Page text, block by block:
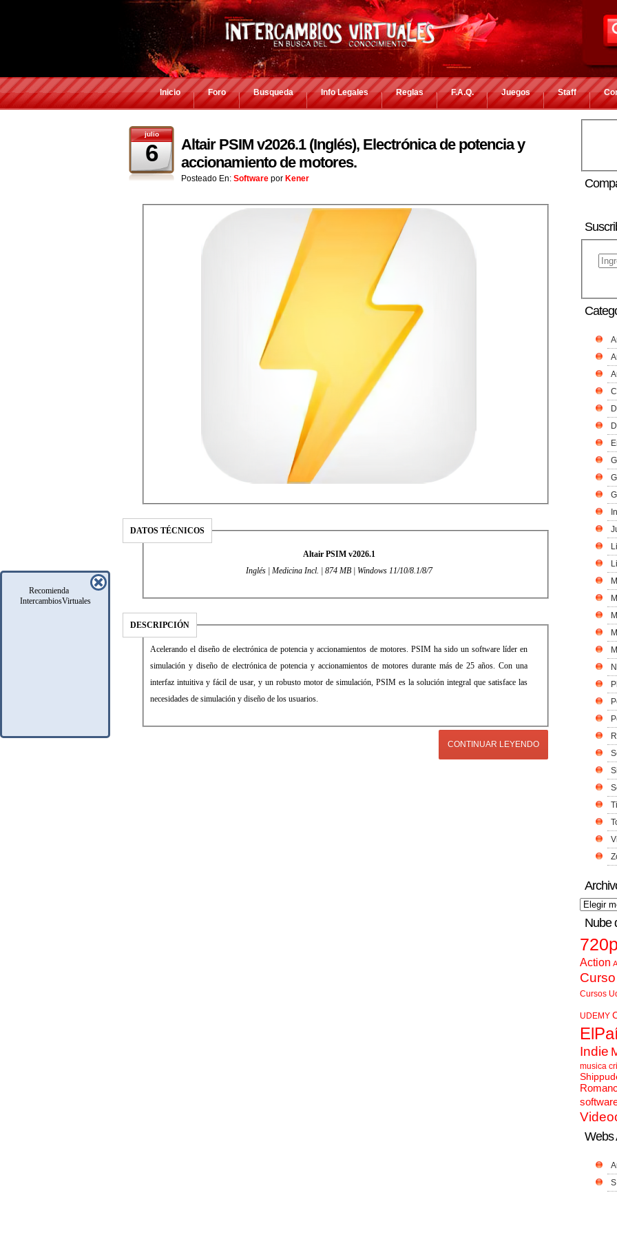
Recomienda
IntercambiosVirtuales
Inicio Foro Busqueda Info Legales Reglas F.A.Q. Juegos Staff
julio
6
Altair PSIM v2026.1 (Inglés), Electrónica de potencia y
accionamiento de motores.
Posteado En: Software por Kener
DATOS TÉCNICOS
Altair PSIM v2026.1
Inglés | Medicina Incl. | 874 MB | Windows 11/10/8.1/8/7
DESCRIPCIÓN
Acelerando el diseño de electrónica de potencia y accionamientos de motores. PSIM ha sido un software líder en
simulación y diseño de electrónica de potencia y accionamientos de motores durante más de 25 años. Con una
interfaz intuitiva y fácil de usar, y un robusto motor de simulación, PSIM es la solución integral que satisface las
necesidades de simulación y diseño de los usuarios.
CONTINUAR LEYENDO
Nube
Action
Cursos
UDEMY
Indie
musica
Webs